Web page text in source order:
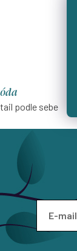
podle sebe
E-mail